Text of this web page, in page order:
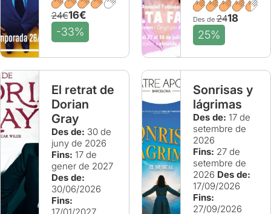
24€16€
-33%
Des de2418
25%
El retrat de
Dorian
Gray
Des de: 30 de
juny de 2026
Fins: 17 de
gener de 2027
Des de:
30/06/2026
Fins:
17/01/2027
Sonrisas y
lágrimas
Des de: 17 de
setembre de
2026
Fins: 27 de
setembre de
2026 Des de:
17/09/2026
Fins:
27/09/2026